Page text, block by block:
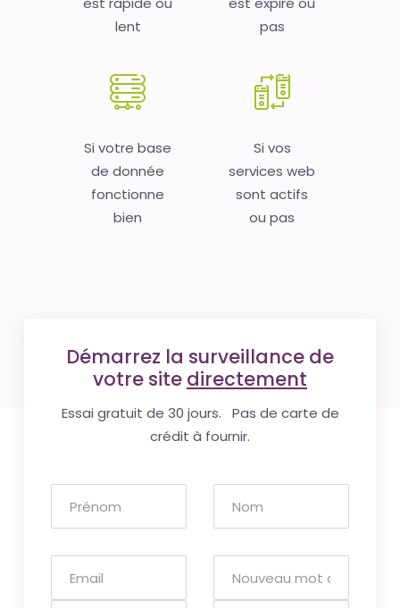
lent
pas
Si votre base
de donnée
fonctionne
bien
Si vos
services web
sont actifs
ou pas
Démarrez la surveillance de
votre site directement
Essai gratuit de 30 jours. Pas de carte de
crédit à fournir.